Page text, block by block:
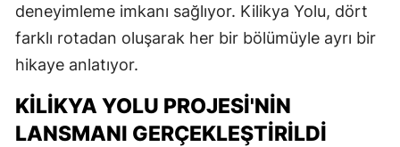
deneyimleme imkanı sağlıyor. Kilikya Yolu, dört
farklı rotadan oluşarak her bir bölümüyle ayrı bir
hikaye anlatıyor.
KILIKYA YOLU PROJESI'NIN
LANSMANI GERÇEKLEŞTIRILDI